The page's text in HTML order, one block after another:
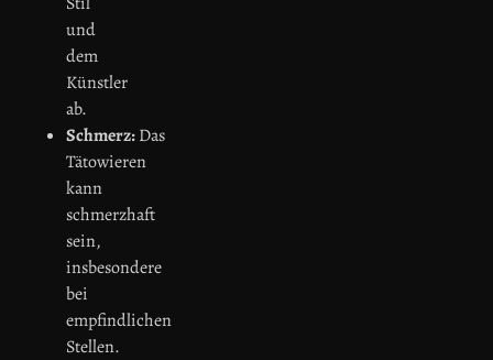
und
dem
Künstler
ab.
Schmerz:Das
Tätowieren
kann
schmerzhaft
sein,
insbesondere
bei
empfindlichen
Stellen.